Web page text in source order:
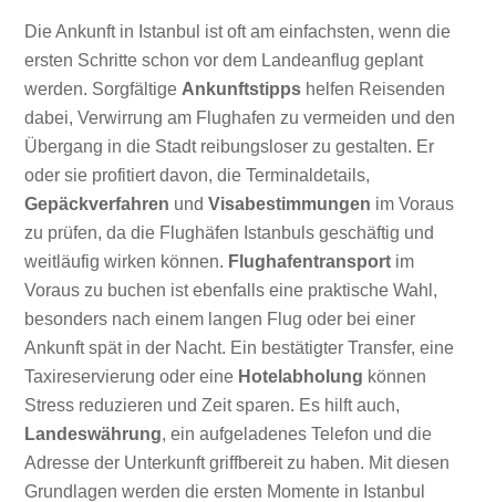
Die Ankunft in Istanbul ist oft am einfachsten, wenn die
ersten Schritte schon vor dem Landeanflug geplant
werden. Sorgfältige Ankunftstipps helfen Reisenden
dabei, Verwirrung am Flughafen zu vermeiden und den
Übergang in die Stadt reibungsloser zu gestalten. Er
oder sie profitiert davon, die Terminaldetails,
Gepäckverfahren undVisabestimmungen im Voraus
zu prüfen, da die Flughäfen Istanbuls geschäftig und
weitläufig wirken können. Flughafentransport im
Voraus zu buchen ist ebenfalls eine praktische Wahl,
besonders nach einem langen Flug oder bei einer
Ankunft spät in der Nacht. Ein bestätigter Transfer, eine
Taxireservierung oder eine Hotelabholung können
Stress reduzieren und Zeit sparen. Es hilft auch,
Landeswährung, ein aufgeladenes Telefon und die
Adresse der Unterkunft griffbereit zu haben. Mit diesen
Grundlagen werden die ersten Momente in Istanbul